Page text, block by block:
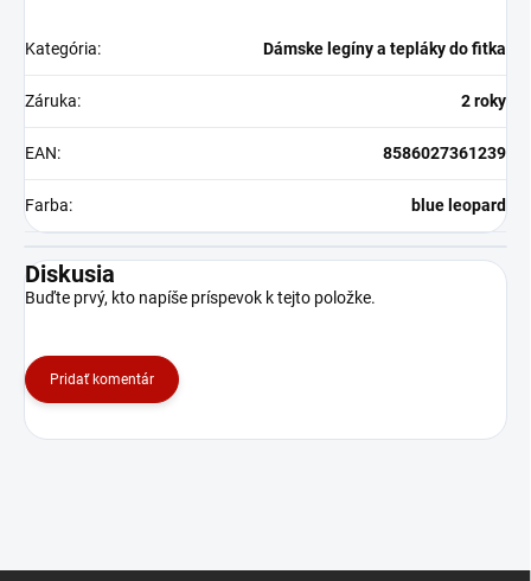
Kategória: Dámske legíny a tepláky do fitka
Záruka: 2 roky
EAN: 8586027361239
Farba: blue leopard
Diskusia
Buďte prvý, kto napíše príspevok k tejto položke.
Pridať komentár